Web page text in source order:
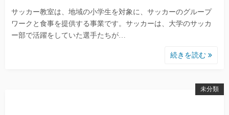
サッカー教室は、地域の小学生を対象に、サッカーのグループ
ワークと食事を提供する事業です。サッカーは、大学のサッカ
ー部で活躍をしていた選手たちが…
続きを読む
未分類